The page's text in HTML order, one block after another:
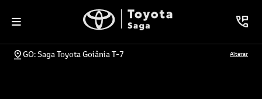
GO: Saga Toyota Goiânia T-7 Alterar